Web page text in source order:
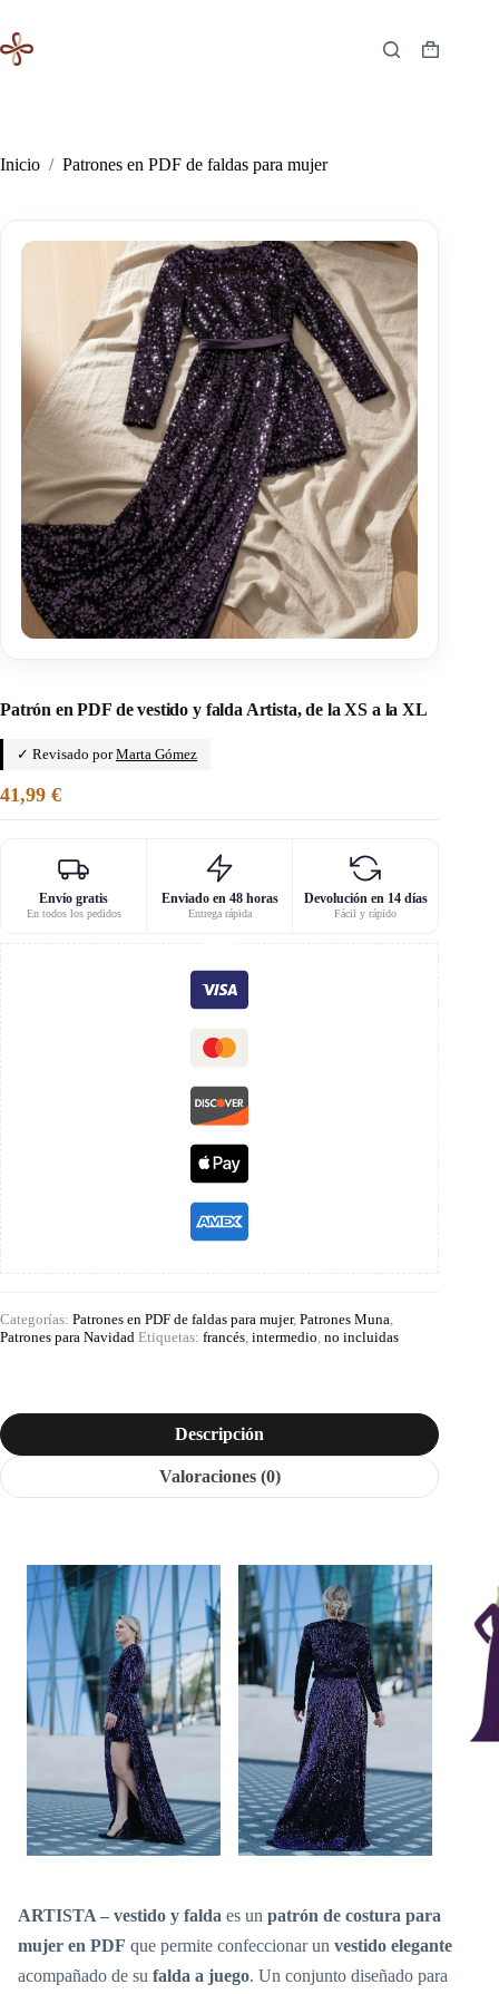
contenido
Carro
Inicio / Patrones en PDF de faldas para mujer
Patrón en PDF de vestido y falda Artista, de la XS a la XL
✓ Revisado porMarta Gómez
41,99 €
Envío gratis
En todos los pedidos
Enviado en 48 horas
Entrega rápida
Devolución en 14 días
Fácil y rápido
Categorías: Patrones en PDF de faldas para mujer, Patrones Muna
Patrones para Navidad Etiquetas: francés intermedio no incluidas
Descripción
Valoraciones (0)
ARTISTA – vestido y falda es un patrón de costura para
mujer en PDF que permite confeccionar un vestido elegante
acompañado de su falda a juego. Un conjunto diseñado para